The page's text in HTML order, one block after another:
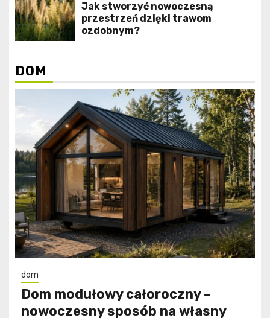
Jak stworzyć nowoczesną
przestrzeń dzięki trawom
ozdobnym?
DOM
dom
Dom modułowy całoroczny –
nowoczesny sposób na własny